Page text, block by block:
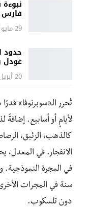
29 مايو 2026
حدود
غودل
20 أبريل 2026
تُحرر الـ«سوبرنوفا»
لأيامٍ أو أسابيع. إضافةً
كالذهب، الزئبق،
سنة في المجرات
دون تلسكوب.